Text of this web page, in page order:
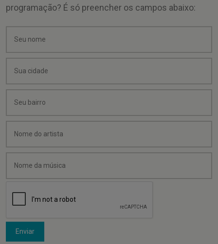
programação? É só preencher os campos abaixo:
Enviar